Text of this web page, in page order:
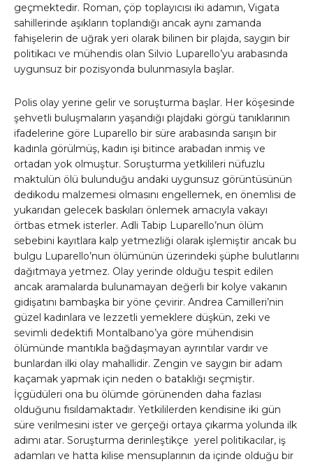
geçmektedir. Roman, çöp toplayıcısı iki adamın, Vigata
sahillerinde aşıkların toplandığı ancak aynı zamanda
fahişelerin de uğrak yeri olarak bilinen bir plajda, saygın bir
politikacı ve mühendis olan Silvio Luparello’yu arabasında
uygunsuz bir pozisyonda bulunmasıyla başlar.
Polis olay yerine gelir ve soruşturma başlar. Her köşesinde
şehvetli buluşmaların yaşandığı plajdaki görgü tanıklarının
ifadelerine göre Luparello bir süre arabasında sarışın bir
kadınla görülmüş, kadın işi bitince arabadan inmiş ve
ortadan yok olmuştur. Soruşturma yetkilileri nüfuzlu
maktulün ölü bulunduğu andaki uygunsuz görüntüsünün
dedikodu malzemesi olmasını engellemek, en önemlisi de
yukarıdan gelecek baskıları önlemek amacıyla vakayı
örtbas etmek isterler. Adli Tabip Luparello’nun ölüm
sebebini kayıtlara kalp yetmezliği olarak işlemiştir ancak bu
bulgu Luparello’nun ölümünün üzerindeki şüphe bulutlarını
dağıtmaya yetmez. Olay yerinde olduğu tespit edilen
ancak aramalarda bulunamayan değerli bir kolye vakanın
gidişatını bambaşka bir yöne çevirir. Andrea Camilleri’nin
güzel kadınlara ve lezzetli yemeklere düşkün, zeki ve
sevimli dedektifi Montalbano’ya göre mühendisin
ölümünde mantıkla bağdaşmayan ayrıntılar vardır ve
bunlardan ilki olay mahallidir. Zengin ve saygın bir adam
kaçamak yapmak için neden o bataklığı seçmiştir.
İçgüdüleri ona bu ölümde görünenden daha fazlası
olduğunu fısıldamaktadır. Yetkililerden kendisine iki gün
süre verilmesini ister ve gerçeği ortaya çıkarma yolunda ilk
adımı atar. Soruşturma derinleştikçe yerel politikacılar, iş
adamları ve hatta kilise mensuplarının da içinde olduğu bir